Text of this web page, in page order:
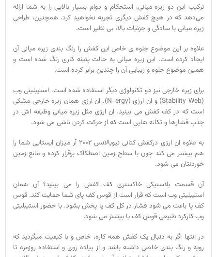
ترکیب این دو زیره میانی، استحکام و دوام بسیار بالایی را به شما ارائه
می‌دهد که در هیچ کفش دیگری تجربه نخواهید کرد. همچنین، طراحی
زیره میانی با سادگی و جزئیات بالا، بی نظیر است.
علاوه بر این موضوع جلوه ی خاص این کفش را رنگ بندی زیره میانی آن
ایجاد کرده است. این زیره میانی به حالت پتینه کاری رنگ شده است و
همین موضوع جلوه و زیبایی آن را چندین برابر کرده است.
برای زیره خارجی نیز دو تکنولوژی دیگر استفاده شده است. استیبلیتی وب
(Stability Web) و ان ارژی (N-ergy). ان ارژی همان زیره خارجی مشکی
است که در کف کفش می بینید. ان ارژی مثل زیره میانی وظیفه اش در
جذب فشارها و تکانه هایی است که از حرکت کردن ناشی می شود.
به علاوه ان ارژی درکفش کتانی نیوبالانس 2002 آر میزان ایستایی شما را
هم بیشتر می کند چون با سطح زمین اصطکاک برقرار کرده و مانع زمین
خوردنتان می شود.
آن قسمت پلاستیکی خاکستری کف کفش را می بینید؟ آن همان
استیبلیتی وب است که قرار است از قوس کف پای شما حمایت کند. قوس
کف پا باعث می شود فشار در کل کف پا پخش بشود. با حضور استیبلیتی
وب کارکرد طبیعی قوس کف پا بیشتر می شود.
در انتها اگر به دنبال یک کفش همه کاره، خاص و با کیفیت میگردید که
رویه و رنگ بندی خاصی داشته باشد و از پیاده روی و استفاده روزمره تا